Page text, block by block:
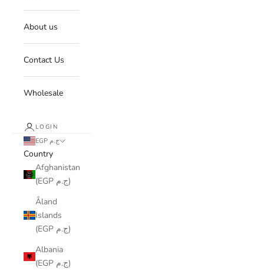
About us
Contact Us
Wholesale
LOGIN
EGP ج.م
Country
Afghanistan
(EGP ج.م)
Åland
Islands
(EGP ج.م)
Albania
(EGP ج.م)